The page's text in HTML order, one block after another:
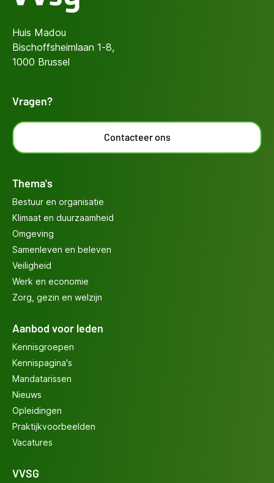
Huis Madou
Bischoffsheimlaan 1-8,
1000 Brussel
Vragen?
Contacteer ons
Thema's
Bestuur en organisatie
Klimaat en duurzaamheid
Omgeving
Samenleven en beleven
Veiligheid
Werk en economie
Zorg, gezin en welzijn
Aanbod voor leden
Kennisgroepen
Kennispagina's
Mandatarissen
Nieuws
Opleidingen
Praktijkvoorbeelden
Vacatures
VVSG